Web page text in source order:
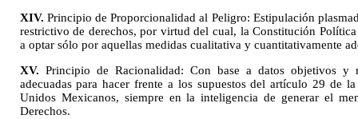
XIV. Principio de Proporcionalidad al Peligro: Estipulación
restrictivo de derechos, por virtud del cual, la Constitución
a optar sólo por aquellas medidas cualitativa y cuantitativamente
XV. Principio de Racionalidad: Con base a datos objetivos y
adecuadas para hacer frente a los supuestos del artículo 29 de
Unidos Mexicanos, siempre en la inteligencia de generar el
Derechos.